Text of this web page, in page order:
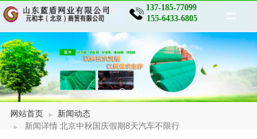
137-185-77099
155-6433-6805
=
网站首页
公司介绍
网站首页
新闻动态
新闻详情 北京中秋国庆假期8天汽车不限行